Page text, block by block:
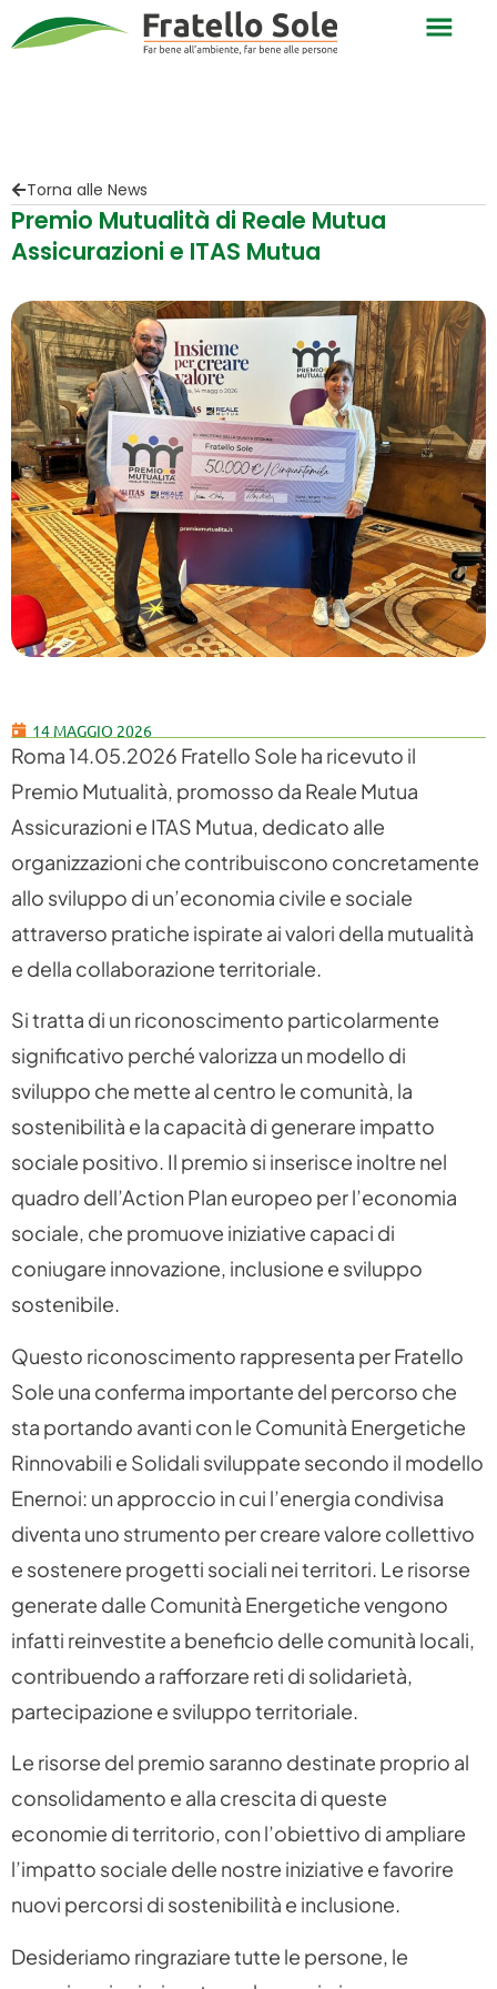
Torna alle News
Premio Mutualità di Reale Mutua
Assicurazioni e ITAS Mutua
14 MAGGIO 2026
Roma 14.05.2026 Fratello Sole ha ricevuto il
Premio Mutualità, promosso da Reale Mutua
Assicurazioni e ITAS Mutua, dedicato alle
organizzazioni che contribuiscono concretamente
allo sviluppo di un’economia civile e sociale
attraverso pratiche ispirate ai valori della mutualità
e della collaborazione territoriale.
Si tratta di un riconoscimento particolarmente
significativo perché valorizza un modello di
sviluppo che mette al centro le comunità, la
sostenibilità e la capacità di generare impatto
sociale positivo. Il premio si inserisce inoltre nel
quadro dell’Action Plan europeo per l’economia
sociale, che promuove iniziative capaci di
coniugare innovazione, inclusione e sviluppo
sostenibile.
Questo riconoscimento rappresenta per Fratello
Sole una conferma importante del percorso che
sta portando avanti con le Comunità Energetiche
Rinnovabili e Solidali sviluppate secondo il modello
Enernoi: un approccio in cui l’energia condivisa
diventa uno strumento per creare valore collettivo
e sostenere progetti sociali nei territori. Le risorse
generate dalle Comunità Energetiche vengono
infatti reinvestite a beneficio delle comunità locali,
contribuendo a rafforzare reti di solidarietà,
partecipazione e sviluppo territoriale.
Le risorse del premio saranno destinate proprio al
consolidamento e alla crescita di queste
economie di territorio, con l’obiettivo di ampliare
l’impatto sociale delle nostre iniziative e favorire
nuovi percorsi di sostenibilità e inclusione.
Desideriamo ringraziare tutte le persone, le